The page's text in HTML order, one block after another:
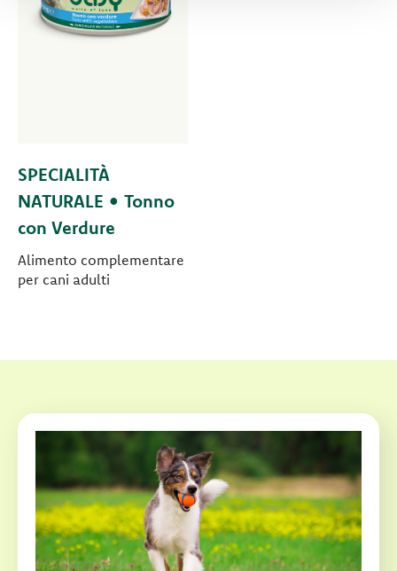
SPECIALITÀ
NATURALE • Tonno
con Verdure
Alimento complementare
per cani adulti